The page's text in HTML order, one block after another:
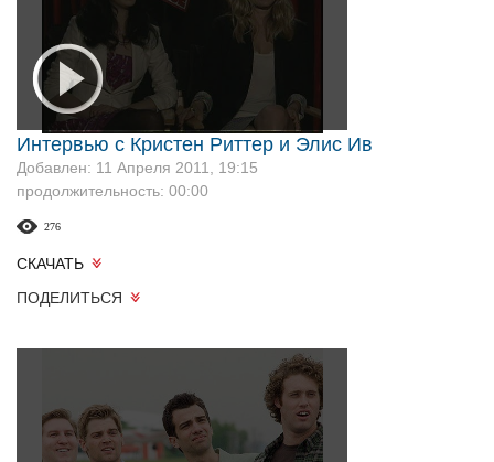
Интервью с Кристен Риттер и Элис Ив
Добавлен: 11 Апреля 2011, 19:15
продолжительность: 00:00
276
СКАЧАТЬ
ПОДЕЛИТЬСЯ